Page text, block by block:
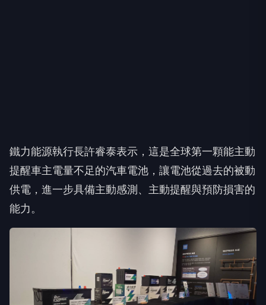
鐵力能源執行長許睿泰表示，這是全球第一顆能主動
提醒車主電量不足的汽車電池，讓電池從過去的被動
供電，進一步具備主動感測、主動提醒與預防損害的
能力。